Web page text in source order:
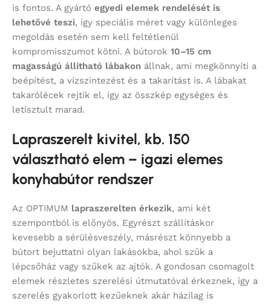
is fontos. A gyártó egyedi elemek rendelését is
lehetővé teszi, így speciális méret vagy különleges
megoldás esetén sem kell feltétlenül
kompromisszumot kötni. A bútorok 10–15 cm
magasságú állítható lábakon állnak, ami megkönnyíti a
beépítést, a vízszintezést és a takarítást is. A lábakat
takarólécek rejtik el, így az összkép egységes és
letisztult marad.
Lapraszerelt kivitel, kb. 150
választható elem – igazi elemes
konyhabútor rendszer
Az OPTIMUM lapraszerelten érkezik, ami két
szempontból is előnyös. Egyrészt szállításkor
kevesebb a sérülésveszély, másrészt könnyebb a
bútort bejuttatni olyan lakásokba, ahol szűk a
lépcsőház vagy szűkek az ajtók. A gondosan csomagolt
elemek részletes szerelési útmutatóval érkeznek, így a
szerelés gyakorlott kezűeknek akár házilag is